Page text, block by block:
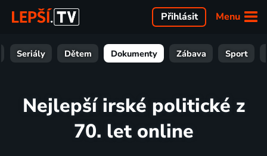
Menu
Přihlásit
Seriály Dětem Dokumenty Zábava Sport
Nejlepší irské politické z
70. let online